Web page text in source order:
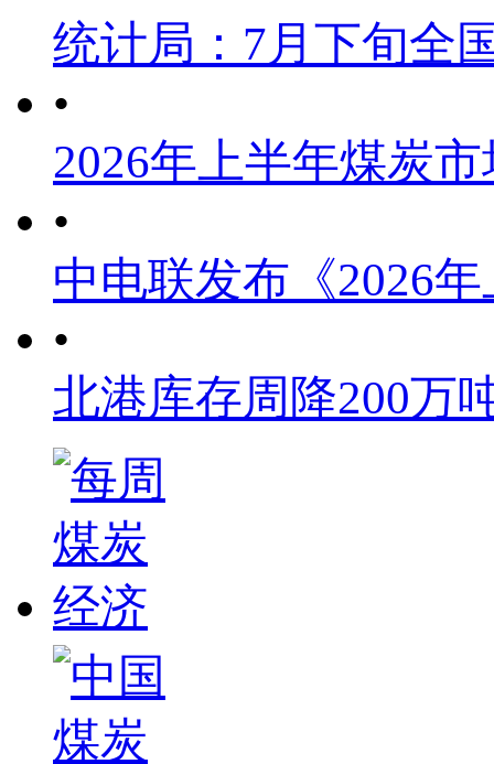
统计局：7月下旬全
•
2026年上半年煤炭
•
中电联发布《2026
•
北港库存周降200万